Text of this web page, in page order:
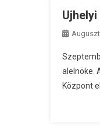
alelnöke.
Központ